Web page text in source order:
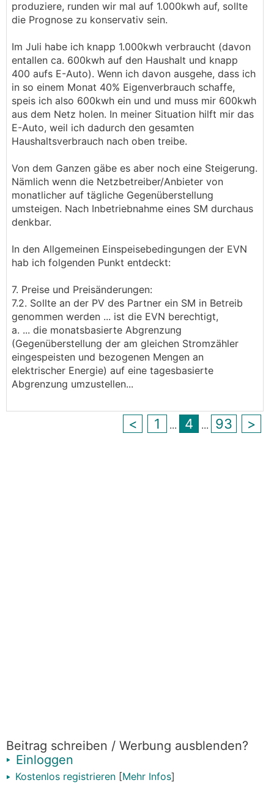
produziere, runden wir mal auf 1.000kwh auf, sollte
die Prognose zu konservativ sein.
Im Juli habe ich knapp 1.000kwh verbraucht (davon
entallen ca. 600kwh auf den Haushalt und knapp
400 aufs E-Auto). Wenn ich davon ausgehe, dass ich
in so einem Monat 40% Eigenverbrauch schaffe,
speis ich also 600kwh ein und und muss mir 600kwh
aus dem Netz holen. In meiner Situation hilft mir das
E-Auto, weil ich dadurch den gesamten
Haushaltsverbrauch nach oben treibe.
Von dem Ganzen gäbe es aber noch eine Steigerung.
Nämlich wenn die Netzbetreiber/Anbieter von
monatlicher auf tägliche Gegenüberstellung
umsteigen. Nach Inbetriebnahme eines SM durchaus
denkbar.
In den Allgemeinen Einspeisebedingungen der EVN
hab ich folgenden Punkt entdeckt:
7. Preise und Preisänderungen:
7.2. Sollte an der PV des Partner ein SM in Betreib
genommen werden ... ist die EVN berechtigt,
a. ... die monatsbasierte Abgrenzung
(Gegenüberstellung der am gleichen Stromzähler
eingespeisten und bezogenen Mengen an
elektrischer Energie) auf eine tagesbasierte
Abgrenzung umzustellen...
< 1 ... 4 ... 93 >
Beitrag schreiben / Werbung ausblenden?
Einloggen
Kostenlos registrieren [Mehr Infos]